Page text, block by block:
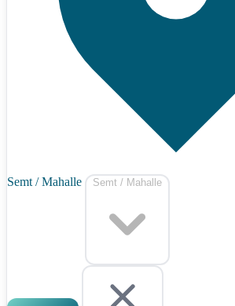
Semt / Mahalle Semt / Mahalle